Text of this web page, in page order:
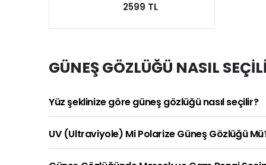
2599 TL
GÜNEŞ GÖZLÜĞÜ NASIL
Yüz şeklinize göre güneş gözlüğü nasıl seçilir?
UV (Ultraviyole) Mi Polarize Güneş Gözlüğü